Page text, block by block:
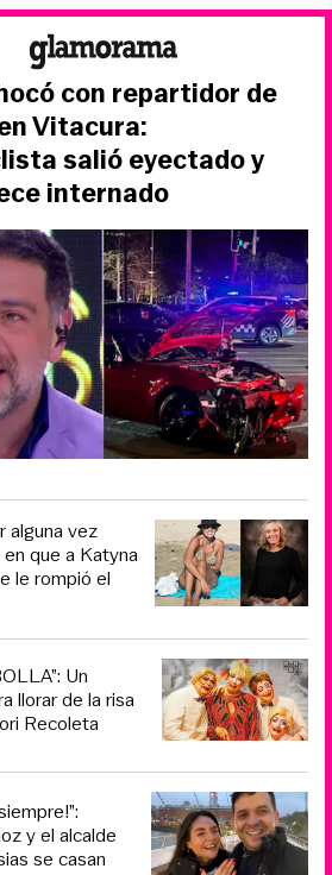
con repartidor de
Vitacura:
salió eyectado y
internado
alguna vez
en que a Katyna
le rompió el
Un
llorar de la risa
Recoleta
y el alcalde
se casan